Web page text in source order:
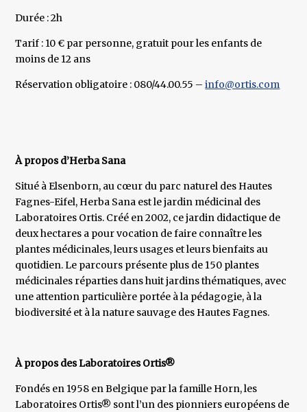
Durée : 2h
Tarif : 10 € par personne, gratuit pour les enfants de
moins de 12 ans
Réservation obligatoire : 080/44.00.55 –info@ortis.com
À propos d’Herba Sana
Situé à Elsenborn, au cœur du parc naturel des Hautes
Fagnes-Eifel, Herba Sana est le jardin médicinal des
Laboratoires Ortis. Créé en 2002, ce jardin didactique de
deux hectares a pour vocation de faire connaître les
plantes médicinales, leurs usages et leurs bienfaits au
quotidien. Le parcours présente plus de 150 plantes
médicinales réparties dans huit jardins thématiques, avec
une attention particulière portée à la pédagogie, à la
biodiversité et à la nature sauvage des Hautes Fagnes.
À propos des Laboratoires Ortis®
Fondés en 1958 en Belgique par la famille Horn, les
Laboratoires Ortis® sont l’un des pionniers européens de